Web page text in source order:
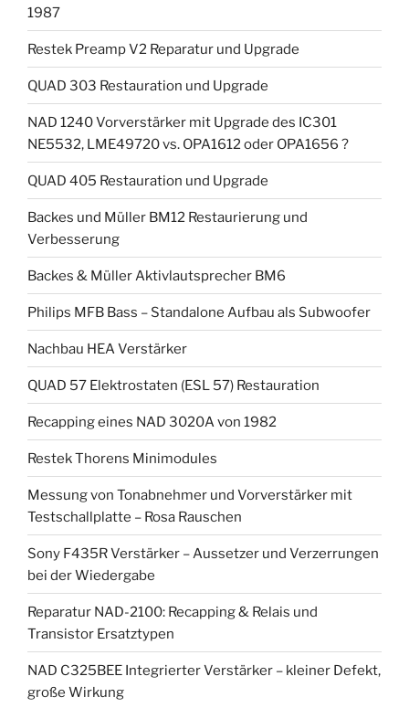
1987
Restek Preamp V2 Reparatur und Upgrade
QUAD 303 Restauration und Upgrade
NAD 1240 Vorverstärker mit Upgrade des IC301
NE5532, LME49720 vs. OPA1612 oder OPA1656 ?
QUAD 405 Restauration und Upgrade
Backes und Müller BM12 Restaurierung und
Verbesserung
Backes & Müller Aktivlautsprecher BM6
Philips MFB Bass – Standalone Aufbau als Subwoofer
Nachbau HEA Verstärker
QUAD 57 Elektrostaten (ESL 57) Restauration
Recapping eines NAD 3020A von 1982
Restek Thorens Minimodules
Messung von Tonabnehmer und Vorverstärker mit
Testschallplatte – Rosa Rauschen
Sony F435R Verstärker – Aussetzer und Verzerrungen
bei der Wiedergabe
Reparatur NAD-2100: Recapping & Relais und
Transistor Ersatztypen
NAD C325BEE Integrierter Verstärker – kleiner Defekt,
große Wirkung